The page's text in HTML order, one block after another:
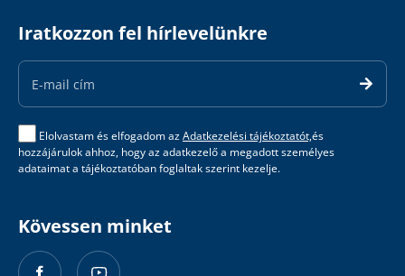
Iratkozzon fel hírlevelünkre
Email
Address
Elolvastam és elfogadom azAdatkezelési tájékoztatót,és
hozzájárulok ahhoz, hogy az adatkezelő a megadott személyes
adataimat a tájékoztatóban foglaltak szerint kezelje.
Kövessen minket